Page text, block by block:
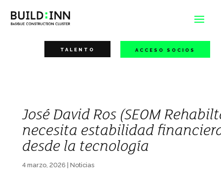
TALENTO ACCESO SOCIOS
José David Ros (SEOM
necesita estabilidad
desde la tecnología
4 marzo, 2026 Noticias